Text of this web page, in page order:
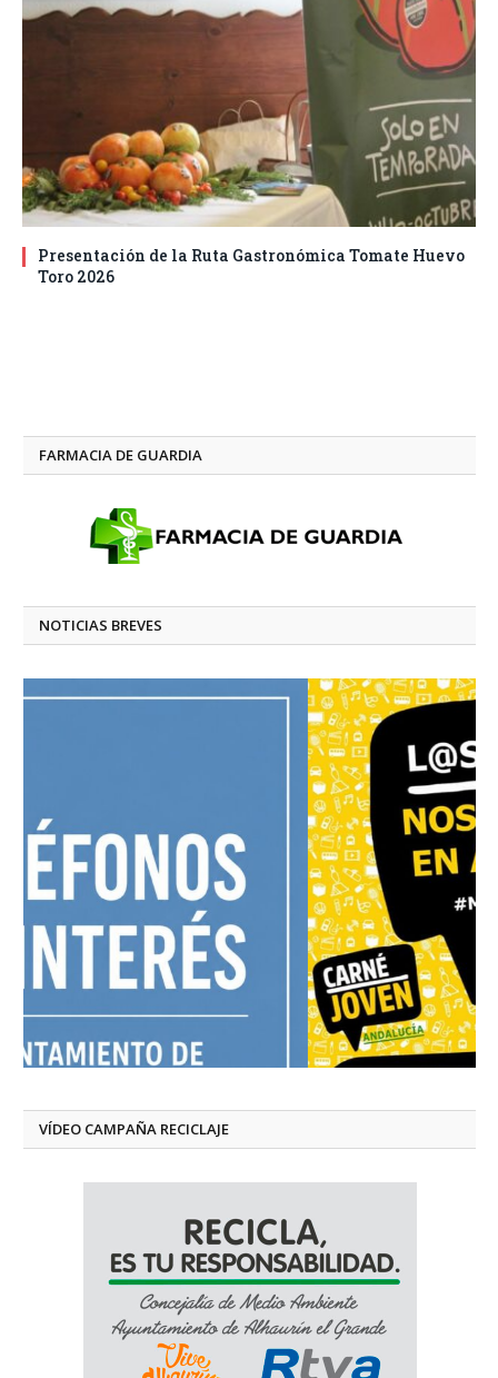
Presentación de la Ruta Gastronómica Tomate Huevo
Toro 2026
FARMACIA DE GUARDIA
NOTICIAS BREVES
VÍDEO CAMPAÑA RECICLAJE